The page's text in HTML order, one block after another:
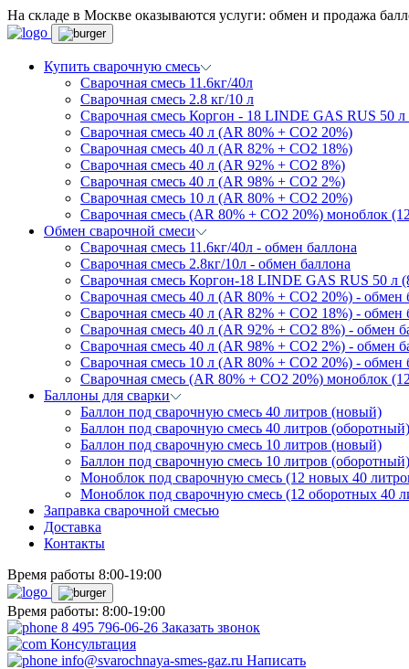
На складе в Москве оказываются услуги: обмен и продажа
Купить сварочную смесь
Сварочная смесь 11.6кг/40л
Сварочная смесь 2.8 кг/10 л
Сварочная смесь Коргон - 18 LINDE GAS RUS 50
Сварочная смесь 40 л (AR 80% + CO2 20%)
Сварочная смесь 40 л (AR 82% + CO2 18%)
Сварочная смесь 40 л (AR 92% + CO2 8%)
Сварочная смесь 40 л (AR 98% + CO2 2%)
Сварочная смесь 10 л (AR 80% + CO2 20%)
Сварочная смесь (AR 80% + CO2 20%) моноблок
Обмен сварочной смеси
Сварочная смесь 11.6кг/40л - обмен баллона
Сварочная смесь 2.8кг/10л - обмен баллона
Сварочная смесь Коргон-18 LINDE GAS RUS 50 л
Сварочная смесь 40 л (AR 80% + CO2 20%) - обмен
Сварочная смесь 40 л (AR 82% + CO2 18%) - обмен
Сварочная смесь 40 л (AR 92% + CO2 8%) - обмен
Сварочная смесь 40 л (AR 98% + CO2 2%) - обмен
Сварочная смесь 10 л (AR 80% + CO2 20%) - обмен
Сварочная смесь (AR 80% + CO2 20%) моноблок
Баллоны для сварки
Баллон под сварочную смесь 40 литров (новый)
Баллон под сварочную смесь 40 литров (оборотный)
Баллон под сварочную смесь 10 литров (новый)
Баллон под сварочную смесь 10 литров (оборотный)
Моноблок под сварочную смесь (12 новых 40
Моноблок под сварочную смесь (12 оборотных 40
Заправка сварочной смесью
Доставка
Контакты
Время работы 8:00-19:00
Время работы: 8:00-19:00
8 495 796-06-26 Заказать звонок
Консультация
info@svarochnaya-smes-gaz.ru Написать